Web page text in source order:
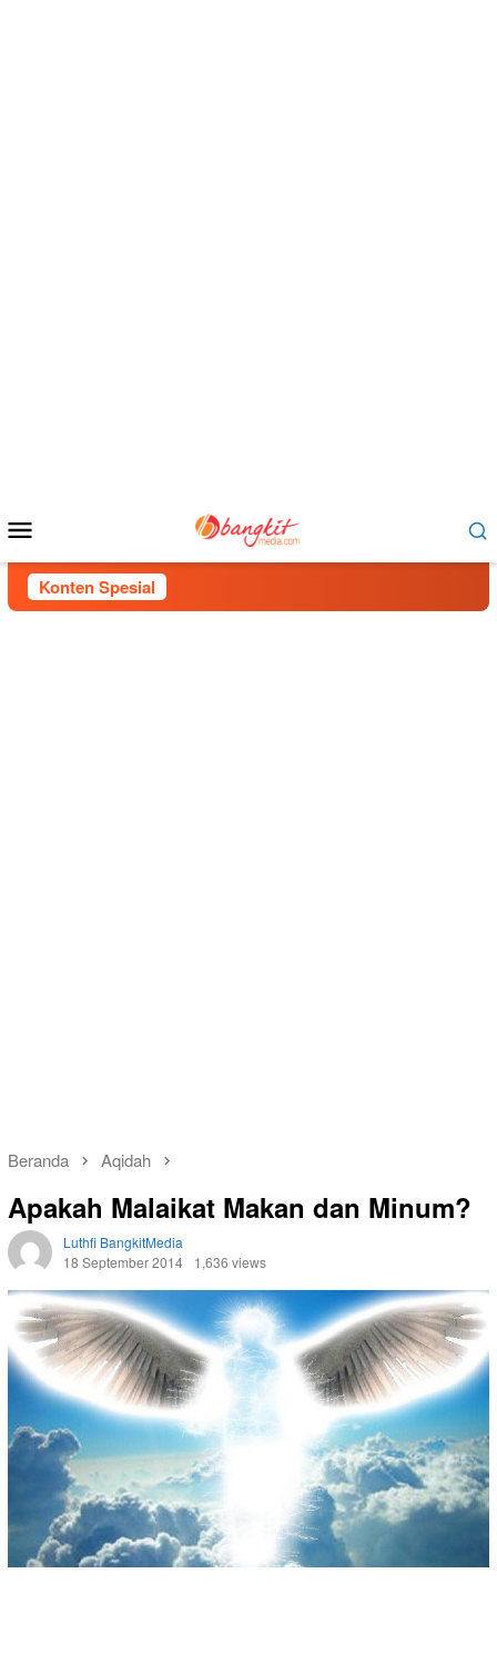
Mobile
Konten Spesial
Beranda Aqidah
Apakah Malaikat Makan dan Minum?
Luthfi BangkitMedia
18 September 2014
1,636 views